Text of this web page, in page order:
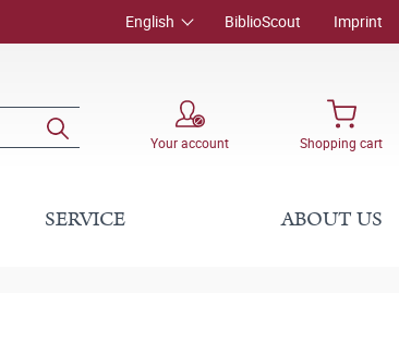
English BiblioScout Imprint
Your account Shopping cart
SERVICE ABOUT US